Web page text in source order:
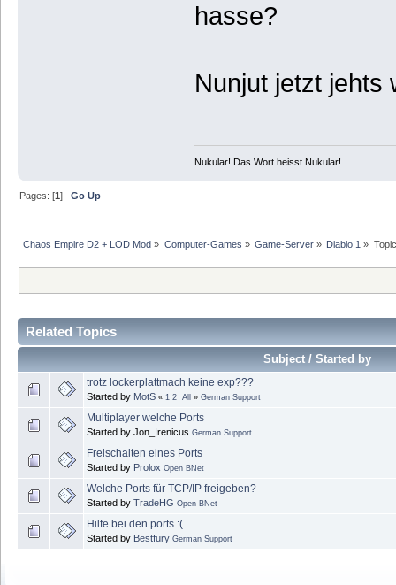
hasse?
Nunjut jetzt jehts
Nukular! Das Wort heisst Nukular!
Pages: [1]Go Up
Chaos Empire D2 + LOD Mod » Computer-Games » Game-Server» Diablo 1 »
Related Topics
Subject / Started by
trotz lockerplattmach keine exp???
Started by MotS « 1 2 All » German Support
Multiplayer welche Ports
Started by Jon_Irenicus German Support
Freischalten eines Ports
Started by Prolox Open BNet
Welche Ports für TCP/IP freigeben?
Started by TradeHG Open BNet
Hilfe bei den ports :(
Started by Bestfury German Support